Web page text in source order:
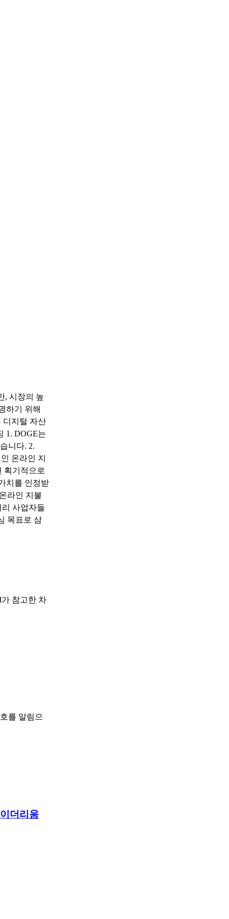
, 시장의 높
하기 위해
디지털 자산
1. DOGE는
니다. 2.
온라인 지
획기적으로
치를 인정받
라인 지불
사업자들
목표로 삼
참고한 차
를 알림으
더리움